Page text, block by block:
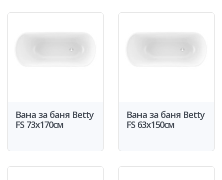
Вана за баня Betty
FS 73x170см
Вана за баня Betty
FS 63x150см